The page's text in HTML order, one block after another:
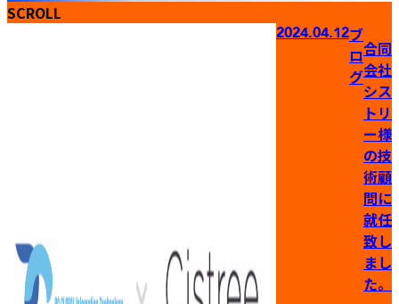
SCROLL
2024.04.12ブ
ロ
グ
合同
会社
シス
トリ
ー様
の技
術顧
問に
就任
致し
まし
た。